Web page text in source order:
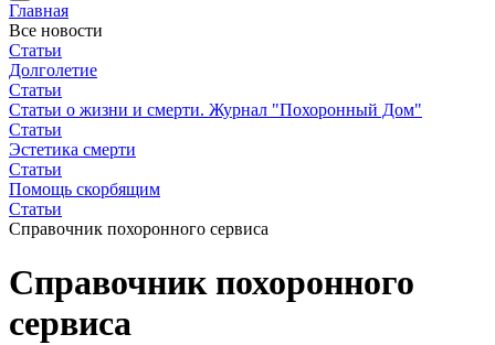
Главная
Все новости
Статьи
Долголетие
Статьи
Статьи о жизни и смерти. Журнал "Похоронный Дом"
Статьи
Эстетика смерти
Статьи
Помощь скорбящим
Статьи
Справочник похоронного сервиса
Справочник похоронного
сервиса